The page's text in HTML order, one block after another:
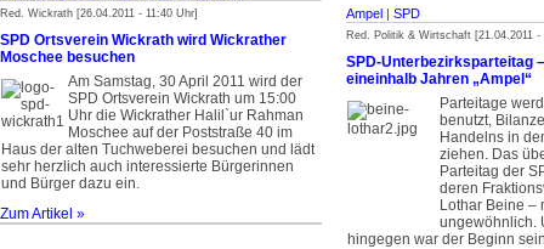
Red. Wickrath [26.04.2011 - 11:40 Uhr]
SPD Ortsverein Wickrath wird Wickrather
Moschee besuchen
Am Samstag, 30 April 2011 wird der
SPD Ortsverein Wickrath um 15:00
Uhr die Wickrather Halil`ur Rahman
Moschee auf der Poststraße 40 im
Haus der alten Tuchweberei besuchen und lädt
sehr herzlich auch interessierte Bürgerinnen
und Bürger dazu ein.
Zum Artikel »
Ampel | SPD
Red. Politik & Wirtschaft [21.04.2011 -
SPD-Unterbezirksparteitag
eineinhalb Jahren „Ampel“
Parteitage
benutzt,
Handelns in
ziehen. Das
Parteitag der
deren
Lothar Beine –
ungewöhnlich.
hingegen war der Beginn